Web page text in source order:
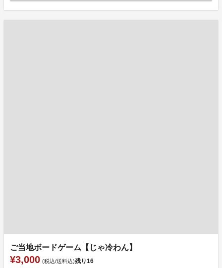
ご当地ボードゲーム【じゃ冷わん】
¥3,000 (税込/送料込)残り16